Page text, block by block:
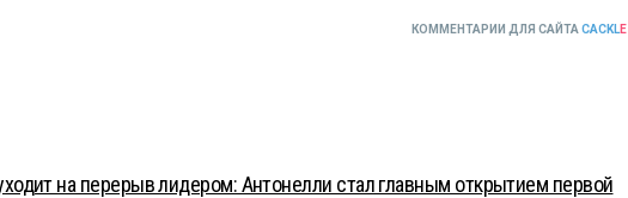
КОММЕНТАРИИ ДЛЯ САЙТА CACKLE
на перерыв лидером: Антонелли стал главным открытием первой